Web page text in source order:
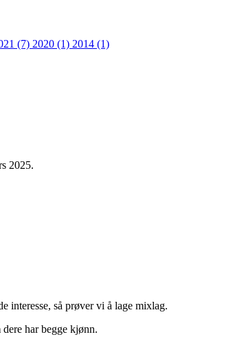
(7) 2020 (1) 2014 (1)
2025.
interesse, så prøver vi å lage mixlag.
har begge kjønn.